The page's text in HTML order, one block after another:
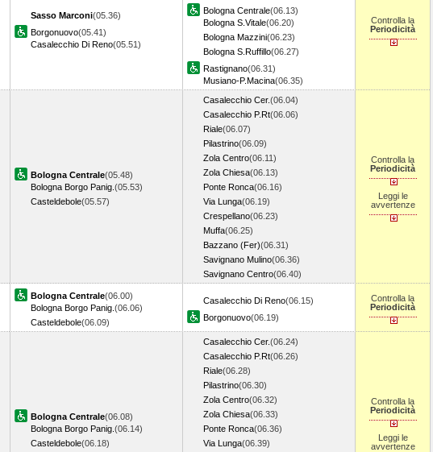
Sasso Marconi(05.36)
Borgonuovo(05.41)
Casalecchio Di Reno(05.51)
Bologna Centrale(06.13)
Bologna S.Vitale(06.20)
Bologna Mazzini(06.23)
Bologna S.Ruffillo(06.27)
Rastignano(06.31)
Musiano-P.Macina(06.35)
Controlla la
Periodicità
Bologna Centrale(05.48)
Bologna Borgo Panig. (05.53)
Casteldebole(05.57)
Casalecchio Cer.(06.04)
Casalecchio P.Rt(06.06)
Riale(06.07)
Pilastrino(06.09)
Zola Centro(06.11)
Zola Chiesa(06.13)
Ponte Ronca(06.16)
Via Lunga(06.19)
Crespellano(06.23)
Muffa(06.25)
Bazzano (Fer)(06.31)
Savignano Mulino(06.36)
Savignano Centro(06.40)
Controlla la
Periodicità
Leggi le
avvertenze
Bologna Centrale(06.00)
Bologna Borgo Panig. (06.06)
Casteldebole(06.09)
Casalecchio Di Reno(06.15)
Borgonuovo(06.19)
Controlla la
Periodicità
Bologna Centrale(06.08)
Bologna Borgo Panig. (06.14)
Casteldebole(06.18)
Casalecchio Cer.(06.24)
Casalecchio P.Rt(06.26)
Riale(06.28)
Pilastrino(06.30)
Zola Centro(06.32)
Zola Chiesa(06.33)
Ponte Ronca(06.36)
Via Lunga(06.39)
Controlla la
Periodicità
Leggi le
avvertenze